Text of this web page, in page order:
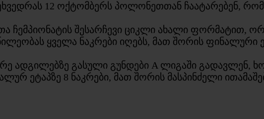
12 ოქტომბერს პოლონეთთან ჩაატარებენ,
ჩემპიონატის შესარჩევი ციკლი ახალი ფორმატით,
ყველა ნაკრები იღებს, მათ შორის ფინალური
ადგილებზე გასული გუნდები A ლიგაში გადავლენ,
ეტაპზე 8 ნაკრები, მათ შორის მასპინძელი